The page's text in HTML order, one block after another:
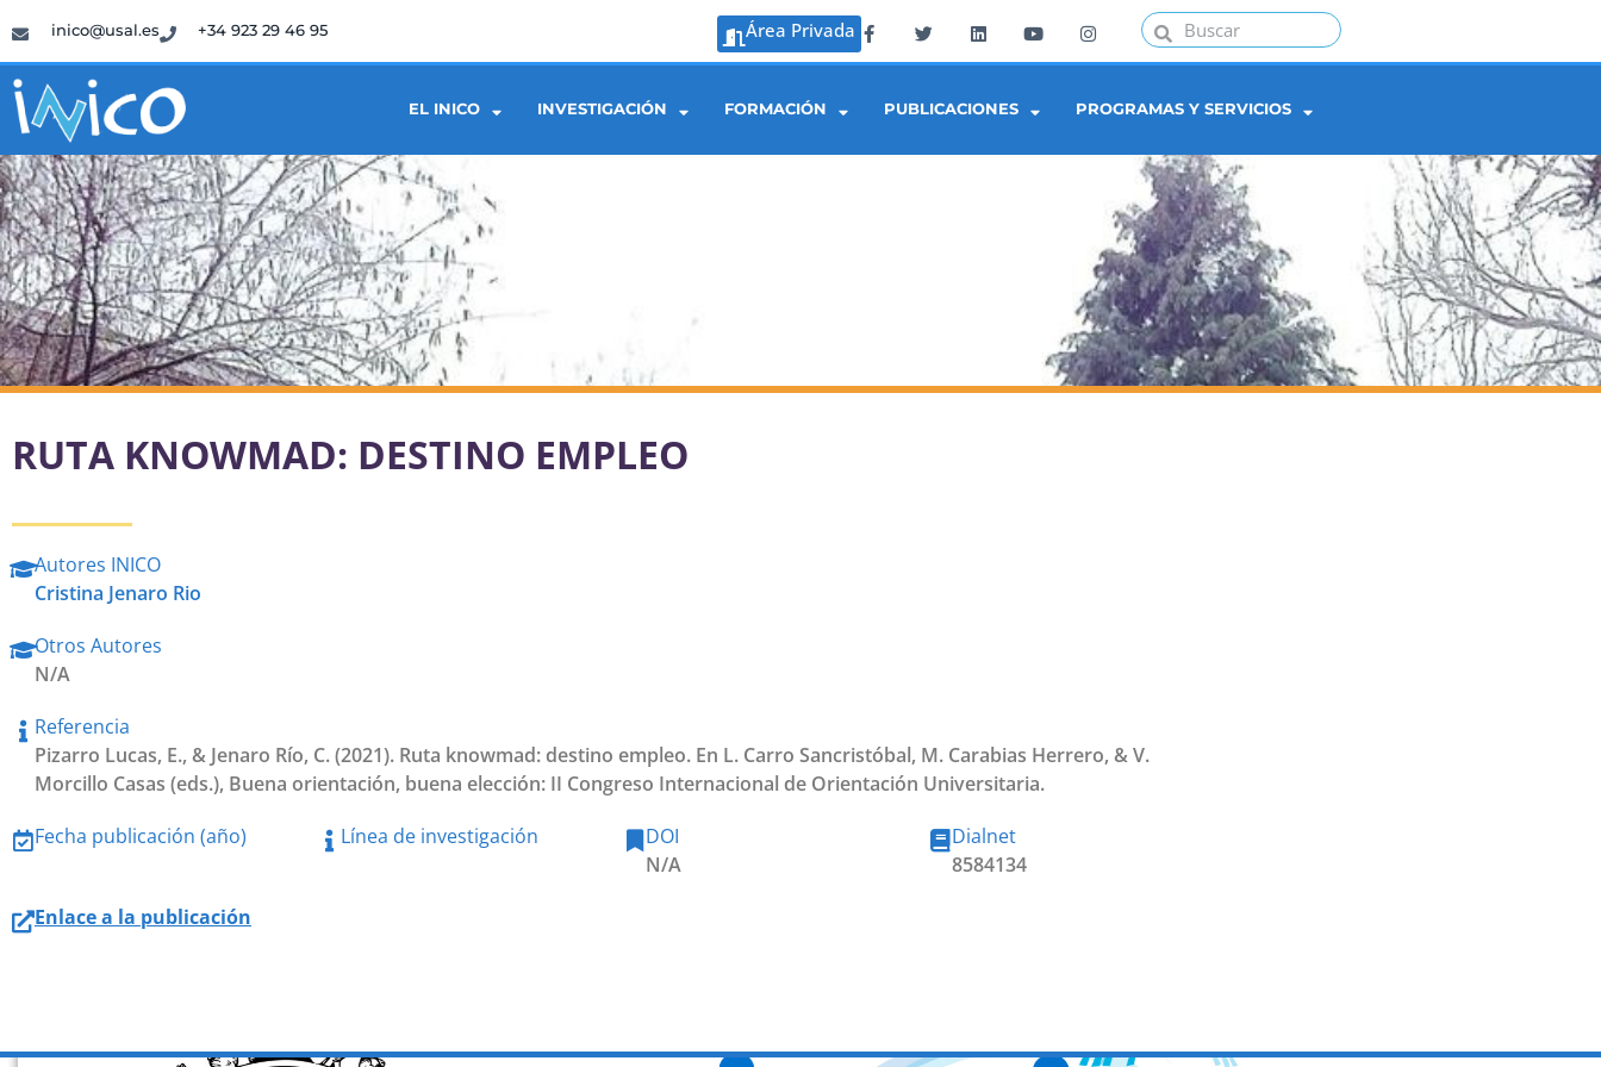
inico@usal.es +34 923 29 46 95 Área Privada
EL INICO INVESTIGACIÓN FORMACIÓN PUBLICACIONES PROGRAMAS Y SERVICIOS
RUTA KNOWMAD: DESTINO EMPLEO
Autores INICO
Cristina Jenaro Rio
Otros Autores
N/A
Referencia
Pizarro Lucas, E., & Jenaro Río, C. (2021). Ruta knowmad: destino empleo. En L. Carro Sancristóbal, M. Carabias Herrero, & V.
Morcillo Casas (eds.), Buena orientación, buena elección: II Congreso Internacional de Orientación Universitaria.
Fecha publicación (año)
Línea de investigación
DOI
N/A
Dialnet
8584134
Enlace a la publicación